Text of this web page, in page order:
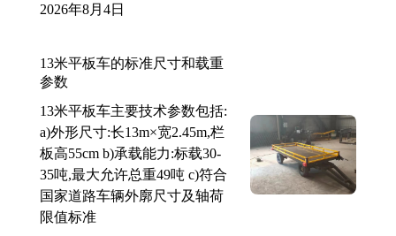
2026年8月4日
13米平板车的标准尺寸和载重
参数
13米平板车主要技术参数包括:
a)外形尺寸:长13m×宽2.45m,栏
板高55cm b)承载能力:标载30-
35吨,最大允许总重49吨 c)符合
国家道路车辆外廓尺寸及轴荷
限值标准